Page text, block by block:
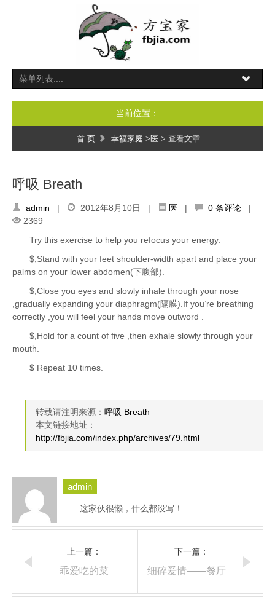
当前位置：
首 页 幸福家庭 >医 > 查看文章
呼吸 Breath
admin | 2012年8月10日 | 医 | 0 条评论 |
2369
Try this exercise to help you refocus your energy:
$,Stand with your feet shoulder-width apart and place your
palms on your lower abdomen(下腹部).
$,Close you eyes and slowly inhale through your nose
,gradually expanding your diaphragm(隔膜).If you’re breathing
correctly ,you will feel your hands move outword .
$,Hold for a count of five ,then exhale slowly through your
mouth.
$ Repeat 10 times.
转载请注明来源： 呼吸 Breath
本文链接地址：
http://fbjia.com/index.php/archives/79.html
admin
这家伙很懒，什么都没写！
上一篇：
乖爱吃的菜
下一篇：